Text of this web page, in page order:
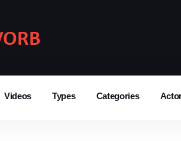
Videos Types Categories